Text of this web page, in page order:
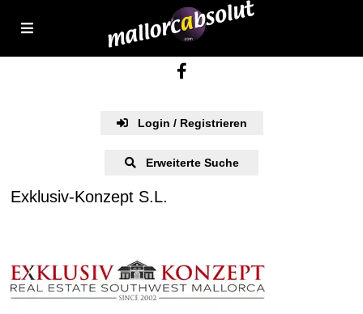
Login / Registrieren
Erweiterte Suche
Exklusiv-Konzept S.L.